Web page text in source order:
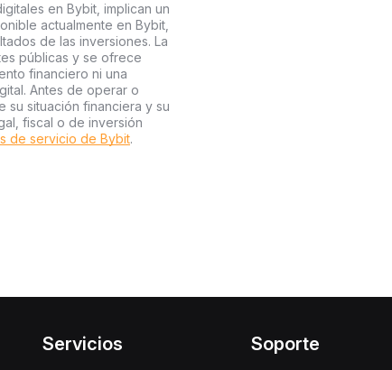
en Bybit, implican un
actualmente en Bybit,
de las inversiones. La
públicas y se ofrece
financiero ni una
Antes de operar o
su situación financiera y su
fiscal o de inversión
de servicio de Bybit.
Servicios Soporte